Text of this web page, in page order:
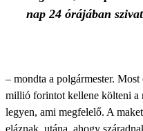
nap 24 órájában
– mondta a polgármester.
millió forintot kellene költeni a
legyen, ami megfelelő. A
eláznak, utána, ahogy